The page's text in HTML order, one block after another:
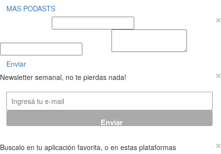
MAS PODASTS
Enviar
Newsletter semanal, no te pierdas nada!
Buscalo en tu aplicación favorita, o en estas plataformas